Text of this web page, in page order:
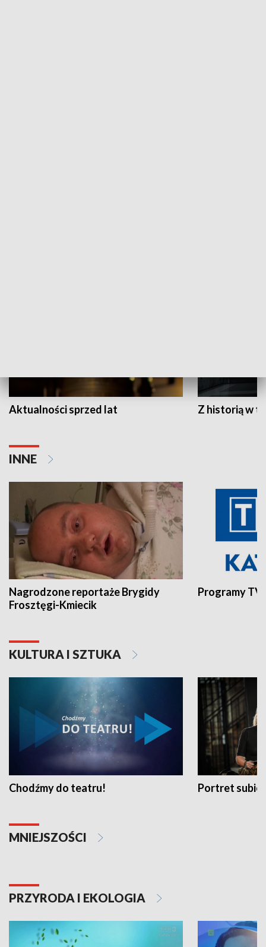
Aktualności sprzed lat Z historią w
INNE
Nagrodzone reportaże Brygidy
Frosztęgi-Kmiecik
Programy
KULTURA I SZTUKA
Chodźmy do teatru! Portret
MNIEJSZOŚCI
PRZYRODA I EKOLOGIA